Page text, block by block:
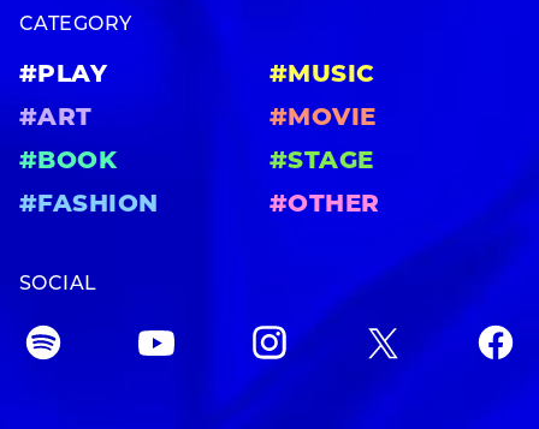
CATEGORY
#PLAY
#MUSIC
#ART
#MOVIE
#BOOK
#STAGE
#FASHION
#OTHER
SOCIAL